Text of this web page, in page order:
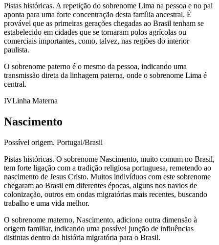
Pistas históricas. A repetição do sobrenome Lima na pessoa e no pai
aponta para uma forte concentração desta família ancestral. É
provável que as primeiras gerações chegadas ao Brasil tenham se
estabelecido em cidades que se tornaram polos agrícolas ou
comerciais importantes, como, talvez, nas regiões do interior
paulista.
O sobrenome paterno é o mesmo da pessoa, indicando uma
transmissão direta da linhagem paterna, onde o sobrenome Lima é
central.
IVLinha Materna
Nascimento
Possível origem. Portugal/Brasil
Pistas históricas. O sobrenome Nascimento, muito comum no Brasil,
tem forte ligação com a tradição religiosa portuguesa, remetendo ao
nascimento de Jesus Cristo. Muitos indivíduos com este sobrenome
chegaram ao Brasil em diferentes épocas, alguns nos navios de
colonização, outros em ondas migratórias mais recentes, buscando
trabalho e uma vida melhor.
O sobrenome materno, Nascimento, adiciona outra dimensão à
origem familiar, indicando uma possível junção de influências
distintas dentro da história migratória para o Brasil.